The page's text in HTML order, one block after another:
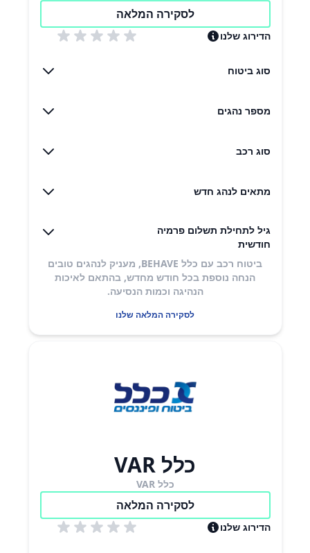
לסקירה המלאה
הדירוג שלנו
סוג ביטוח
מספר נהגים
סוג רכב
מתאים לנהג חדש
גיל לתחילת תשלום פרמיה
חודשית
ביטוח רכב עם כלל BEHAVE, מעניק לנהגים טובים
הנחה נוספת בכל חודש מחדש, בהתאם לאיכות
הנהיגה וכמות הנסיעה.
לסקירה המלאה שלנו
כלל VAR
כלל VAR
לסקירה המלאה
הדירוג שלנו